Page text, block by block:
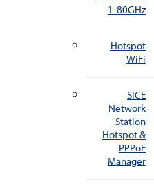
1-80GHz
Hotspot
WiFi
SICE
Network
Station
Hotspot &
PPPoE
Manager